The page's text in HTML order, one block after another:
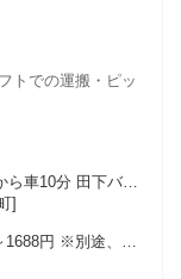
ーター歓迎／主婦
トでの運搬・ピッ
ら車10分 田下バス
通機関
]
1688円 ※別途、残